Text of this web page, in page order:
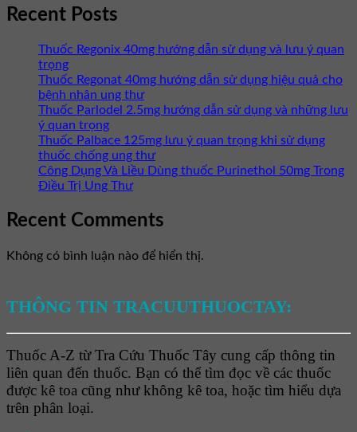
Recent Posts
Thuốc Regonix 40mg hướng dẫn sử dụng và lưu ý quan
trọng
Thuốc Regonat 40mg hướng dẫn sử dụng hiệu quả cho
bệnh nhân ung thư
Thuốc Parlodel 2.5mg hướng dẫn sử dụng và những lưu
ý quan trọng
Thuốc Palbace 125mg lưu ý quan trọng khi sử dụng
thuốc chống ung thư
Công Dụng Và Liều Dùng thuốc Purinethol 50mg Trong
Điều Trị Ung Thư
Recent Comments
Không có bình luận nào để hiển thị.
THÔNG TIN TRACUUTHUOCTAY:
Thuốc A-Z từ Tra Cứu Thuốc Tây cung cấp thông tin
liên quan đến thuốc. Bạn có thể tìm đọc về các thuốc
được kê toa cũng như không kê toa, hoặc tìm hiểu dựa
trên phân loại.